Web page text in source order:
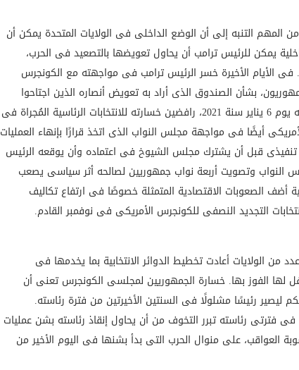
التنبه إلى أن الوضع الداخلى فى الولايات المتحدة يمكن أن
يمكن للرئيس ترامب أن يحاول تعويضها بالتصعيد فى الحرب،
الأيام الأخيرة خسر الرئيس ترامب فى مواجهته مع الكونجرس
بشأن الصندوق الذى أراد به تعويض أنصاره الذين اجتاحوا
الكونجرس وارتكبوا أعمال شغب فيه يوم 6 يناير سنة 2021، رافضين خسارته للانتخابات الرئاسية المُجراة فى
الرئيس الأمريكى أيضًا فى مواجهة مجلس النواب الذى اتخذ قرارًا بإنهاء العمليات
تنفيذى قبل أن يشترك مجلس الشيوخ فى اعتماده وأن يوقعه الرئيس
وتصويت أربعة نواب جمهوريين لصالحه أثر سياسى يصعب
أضف الصعوبات الاقتصادية المتمثلة خصوصًا فى ارتفاع تكاليف
التجديد النصفى للكونجرس الأمريكى فى نوفمبر القادم.
من الولايات أعادت تخطيط الدوائر الانتخابية بما يخدمها فى
لها الفوز بها. خسارة الجمهوريين لمجلسى الكونجرس تعنى أن
ليصير رئيسًا مشلولًا فى السنتين الأخيرتين من فترة رئاسته.
فترتى رئاسته تبرر التخوف من أن يحاول إنقاذ رئاسته بشن عمليات
العواقب، على منوال الحرب التى بدأ بشنها فى اليوم الأخير من